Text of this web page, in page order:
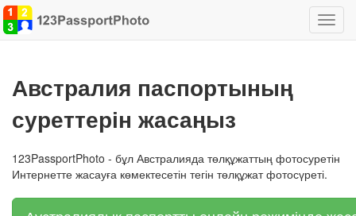
қосу
Австралия паспортының
суреттерін жасаңыз
123PassportPhoto - бұл Австралияда төлқұжаттың фотосуретін
Интернетте жасауға көмектесетін тегін төлқұжат фотосүреті.